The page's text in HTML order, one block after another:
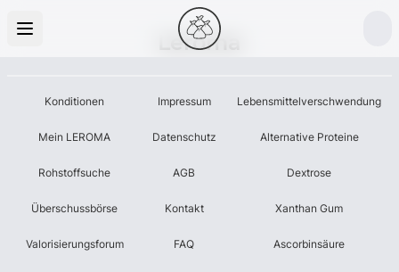
Leroma
Konditionen
Mein LEROMA
Rohstoffsuche
Überschussbörse
Valorisierungsforum
Impressum
Datenschutz
AGB
Kontakt
FAQ
Lebensmittelverschwendung
Alternative Proteine
Dextrose
Xanthan Gum
Ascorbinsäure